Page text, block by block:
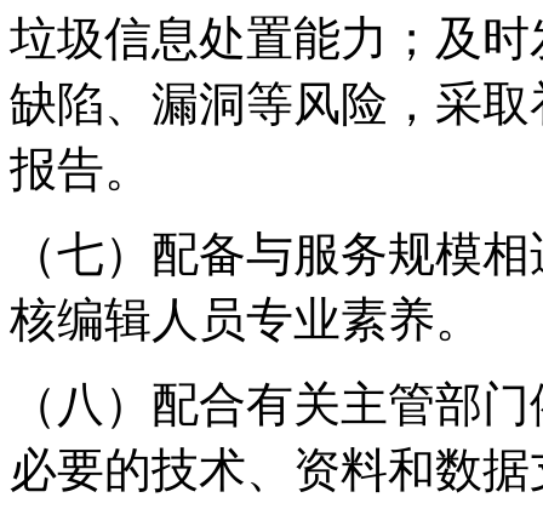
垃圾信息处置能力；及
缺陷、漏洞等风险，采
报告。
（七）配备与服务规模
核编辑人员专业素养。
（八）配合有关主管部
必要的技术、资料和数